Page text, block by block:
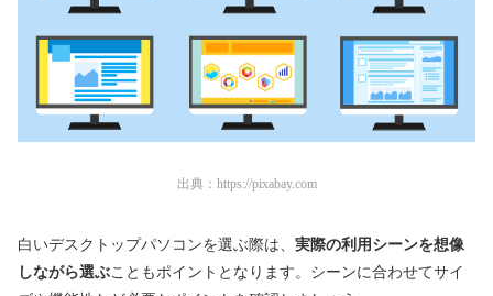
出典： https://pixabay.com
白いデスクトップパソコンを選ぶ際は、 実際の利用シーンを想像
しながら選ぶこともポイントとなります。シーンに合わせてサイ